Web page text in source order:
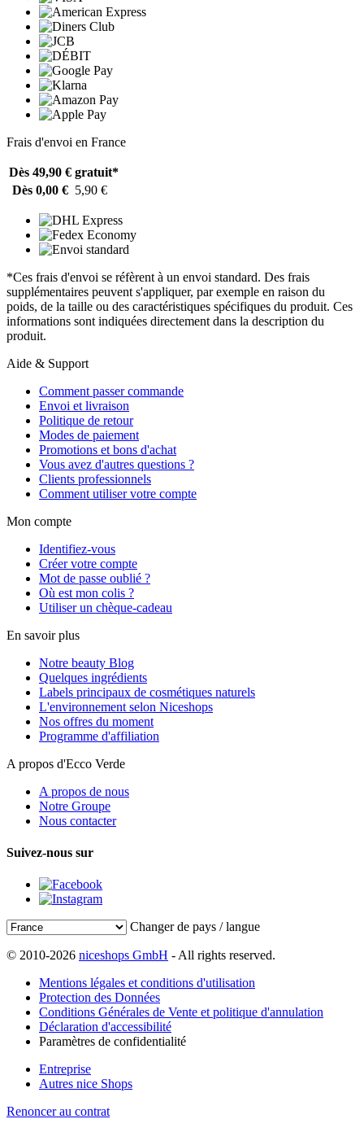
Frais d'envoi en France
Dès 49,90 € gratuit*
Dès 0,00 € 5,90 €
*Ces frais d'envoi se réfèrent à un envoi standard. Des frais
supplémentaires peuvent s'appliquer, par exemple en raison du
poids, de la taille ou des caractéristiques spécifiques du produit. Ces
informations sont indiquées directement dans la description du
produit.
Aide & Support
Comment passer commande
Envoi et livraison
Politique de retour
Modes de paiement
Promotions et bons d'achat
Vous avez d'autres questions ?
Clients professionnels
Comment utiliser votre compte
Mon compte
Identifiez-vous
Créer votre compte
Mot de passe oublié ?
Où est mon colis ?
Utiliser un chèque-cadeau
En savoir plus
Notre beauty Blog
Quelques ingrédients
Labels principaux de cosmétiques naturels
L'environnement selon Niceshops
Nos offres du moment
Programme d'affiliation
A propos d'Ecco Verde
A propos de nous
Notre Groupe
Nous contacter
Suivez-nous sur
Changer de pays / langue
© 2010-2026 niceshops GmbH - All rights reserved.
Mentions légales et conditions d'utilisation
Protection des Données
Conditions Générales de Vente et politique d'annulation
Déclaration d'accessibilité
Paramètres de confidentialité
Entreprise
Autres nice Shops
Renoncer au contrat